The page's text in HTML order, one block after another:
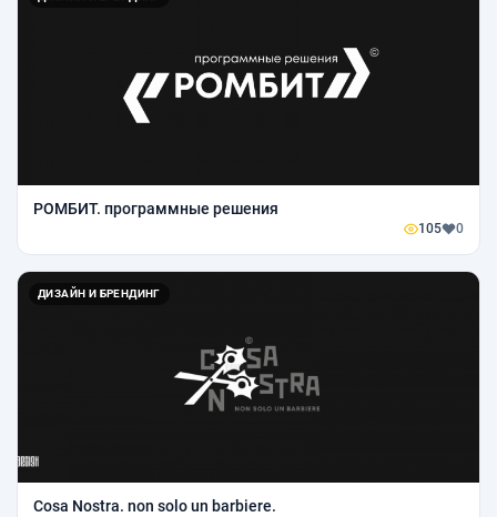
РОМБИТ. программные решения
105 0
ДИЗАЙН И БРЕНДИНГ
Cosa Nostra. non solo un barbiere.